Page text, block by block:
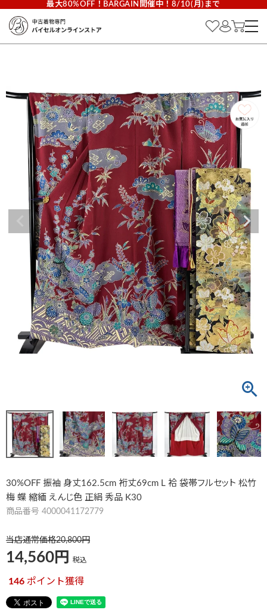
最大80%OFF！BARGAIN開催中！8/10(月)まで
30%OFF 振袖 身丈162.5cm 裄丈69cm L 袷 袋帯フルセット 松竹
梅 蝶 縮緬 えんじ色 正絹 秀品 K30
商品番号 4000041172779
当店通常価格20,800
14,560 税込
146 ポイント獲得